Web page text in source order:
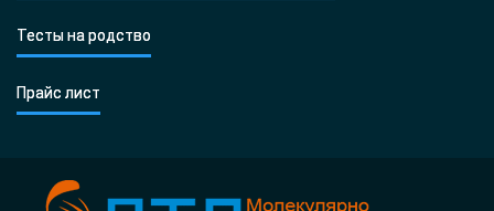
Тесты на родство
Прайс лист